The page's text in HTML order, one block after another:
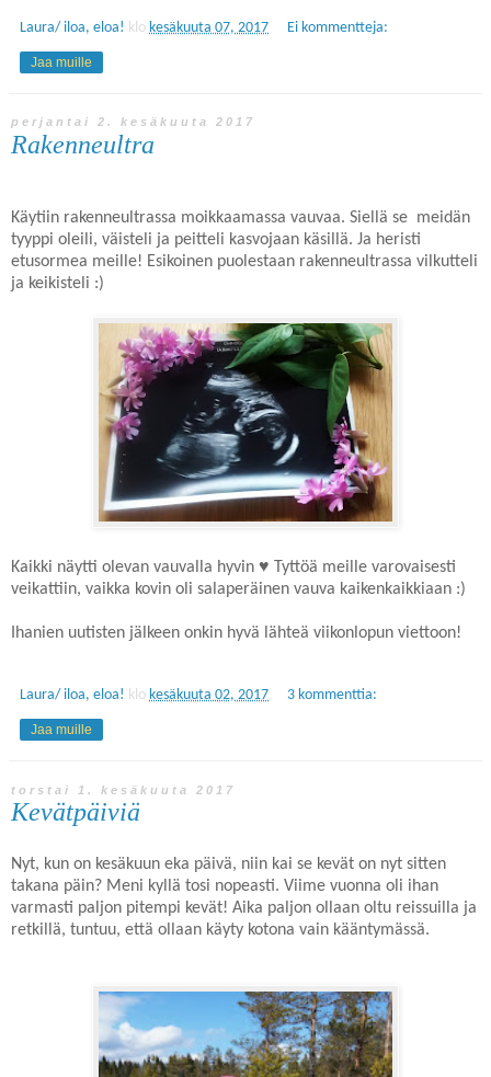
Laura/ iloa, eloa! klo kesäkuuta 07, 2017 Ei kommentteja:
Jaa muille
perjantai 2. kesäkuuta 2017
Rakenneultra
Käytiin rakenneultrassa moikkaamassa vauvaa. Siellä se meidän
tyyppi oleili, väisteli ja peitteli kasvojaan käsillä. Ja heristi
etusormea meille! Esikoinen puolestaan rakenneultrassa vilkutteli
ja keikisteli :)
Kaikki näytti olevan vauvalla hyvin ♥ Tyttöä meille varovaisesti
veikattiin, vaikka kovin oli salaperäinen vauva kaikenkaikkiaan :)
Ihanien uutisten jälkeen onkin hyvä lähteä viikonlopun viettoon!
Laura/ iloa, eloa! klo kesäkuuta 02, 2017 3 kommenttia:
Jaa muille
torstai 1. kesäkuuta 2017
Kevätpäiviä
Nyt, kun on kesäkuun eka päivä, niin kai se kevät on nyt sitten
takana päin? Meni kyllä tosi nopeasti. Viime vuonna oli ihan
varmasti paljon pitempi kevät! Aika paljon ollaan oltu reissuilla ja
retkillä, tuntuu, että ollaan käyty kotona vain kääntymässä.